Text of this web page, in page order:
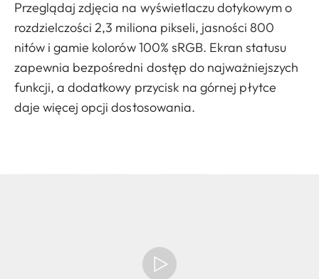
Przeglądaj zdjęcia na wyświetlaczu dotykowym o
rozdzielczości 2,3 miliona pikseli, jasności 800
nitów i gamie kolorów 100% sRGB. Ekran statusu
zapewnia bezpośredni dostęp do najważniejszych
funkcji, a dodatkowy przycisk na górnej płytce
daje więcej opcji dostosowania.